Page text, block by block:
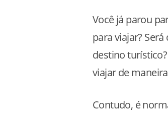
Você já parou
para viajar?
destino
viajar de
Contudo, é